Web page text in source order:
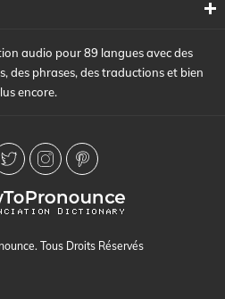
audio pour 89 langues avec des
des phrases, des traductions et bien
encore.
Tous Droits Réservés